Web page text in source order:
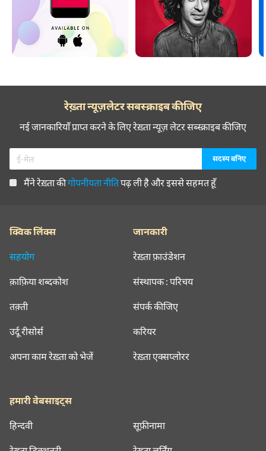
रेख़्ता न्यूज़लेटर सबस्क्राइब कीजिए
नई जानकारियाँ प्राप्त करने के लिए रेख़्ता न्यूज़ लेटर सब्स्क्राइब कीजिए
मैंने रेख़्ता कीगोपनीयता नीतिपढ़ ली है और इससे सहमत हूँ
क्विक लिंक्स
सहयोग
क़ाफ़िया शब्दकोश
तक़्ती
उर्दू रीसोर्स
अपना काम रेख़्ता को भेजें
जानकारी
रेख़्ता फ़ाउंडेशन
संस्थापक : परिचय
संपर्क कीजिए
करियर
रेख़्ता एक्सप्लोरर
हमारी वेबसाइट्स
हिन्दवी सूफ़ीनामा